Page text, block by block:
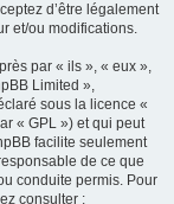
d’être légalement
et/ou modifications.
par « ils », « eux »,
Limited »,
sous la licence «
« GPL ») et qui peut
facilite seulement
de ce que
conduite permis. Pour
consulter :